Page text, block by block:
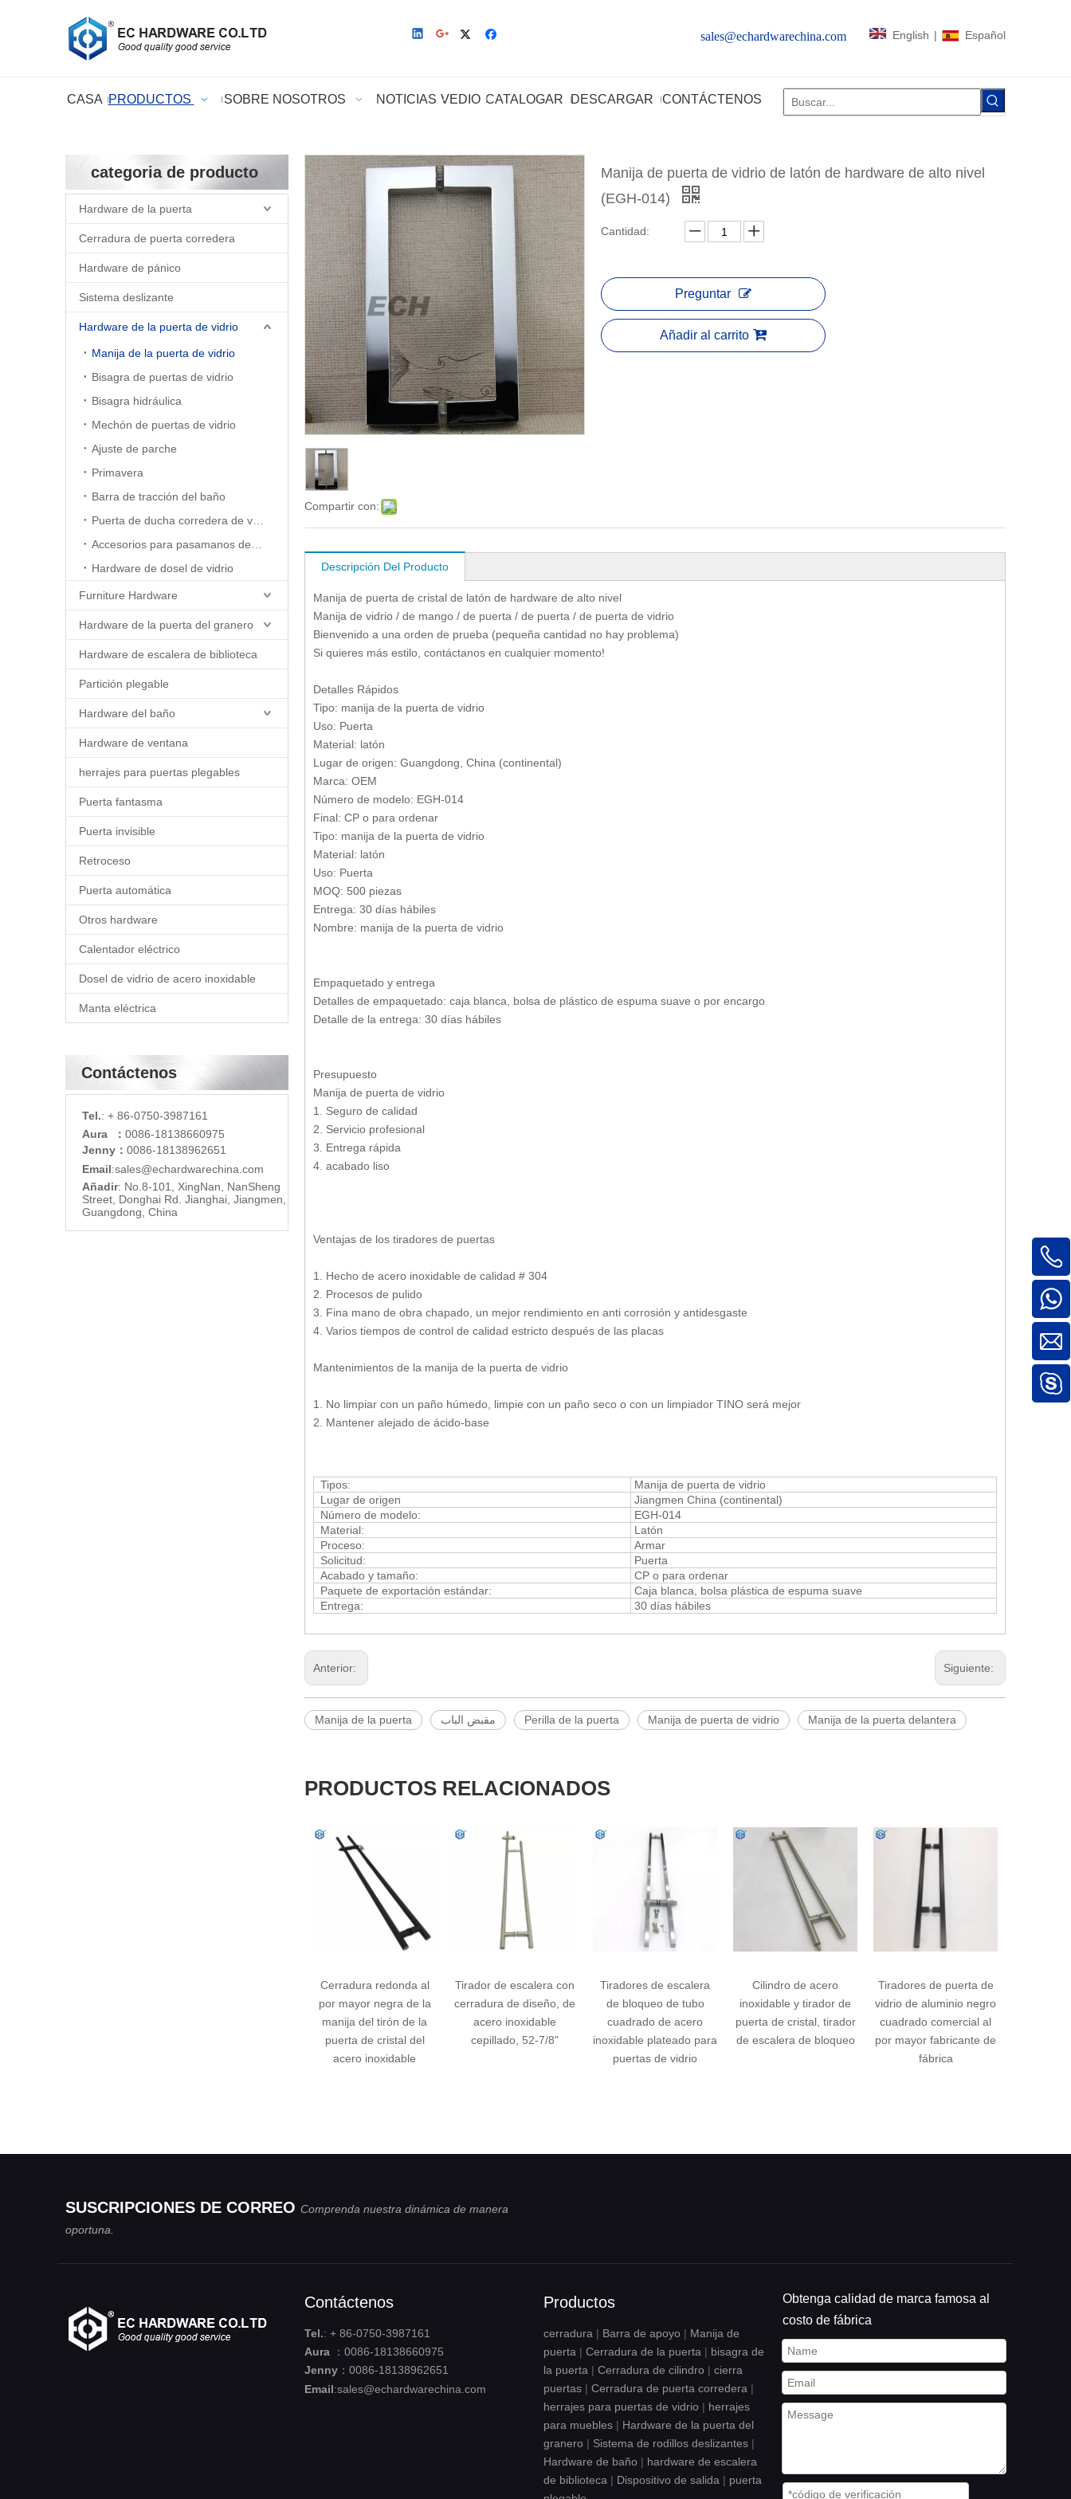
sales@echardwarechina.com English | Español
CASA PRODUCTOS SOBRE NOSOTROS NOTICIAS VEDIO CATALOGAR DESCARGAR CONTÁCTENOS
categoria de producto
Hardware de la puerta
Cerradura de puerta corredera
Hardware de pánico
Sistema deslizante
Hardware de la puerta de vidrio
Manija de la puerta de vidrio
Bisagra de puertas de vidrio
Bisagra hidráulica
Mechón de puertas de vidrio
Ajuste de parche
Primavera
Barra de tracción del baño
Hardware de dosel de vidrio
Furniture Hardware
Hardware de la puerta del granero
Hardware de escalera de biblioteca
Partición plegable
Hardware del baño
Hardware de ventana
herrajes para puertas plegables
Puerta fantasma
Puerta invisible
Retroceso
Puerta automática
Otros hardware
Calentador eléctrico
Dosel de vidrio de acero inoxidable
Manta eléctrica
Contáctenos
Tel.: + 86-0750-3987161
Aura ： 0086-18138660975
Jenny： 0086-18138962651
Email:sales@echardwarechina.com
Añadir: No.8-101, XingNan, NanSheng
Street, Donghai Rd. Jianghai, Jiangmen,
Guangdong, China
Compartir con:
Manija de puerta de vidrio de latón de hardware de alto nivel
(EGH-014)
Cantidad:
Preguntar
Añadir al carrito
Descripción Del Producto
Manija de puerta de cristal de latón de hardware de alto nivel
Manija de vidrio / de mango / de puerta / de puerta / de puerta de vidrio
Bienvenido a una orden de prueba (pequeña cantidad no hay problema)
Si quieres más estilo, contáctanos en cualquier momento!
Detalles Rápidos
Tipo: manija de la puerta de vidrio
Uso: Puerta
Material: latón
Lugar de origen: Guangdong, China (continental)
Marca: OEM
Número de modelo: EGH-014
Final: CP o para ordenar
Tipo: manija de la puerta de vidrio
Material: latón
Uso: Puerta
MOQ: 500 piezas
Entrega: 30 días hábiles
Nombre: manija de la puerta de vidrio
Empaquetado y entrega
Detalles de empaquetado: caja blanca, bolsa de plástico de espuma suave o por encargo
Detalle de la entrega: 30 días hábiles
Presupuesto
Manija de puerta de vidrio
1. Seguro de calidad
2. Servicio profesional
3. Entrega rápida
4. acabado liso
Ventajas de los tiradores de puertas
1. Hecho de acero inoxidable de calidad # 304
2. Procesos de pulido
3. Fina mano de obra chapado, un mejor rendimiento en anti corrosión y antidesgaste
4. Varios tiempos de control de calidad estricto después de las placas
Mantenimientos de la manija de la puerta de vidrio
1. No limpiar con un paño húmedo, limpie con un paño seco o con un limpiador TINO será mejor
2. Mantener alejado de ácido-base
Tipos:
Manija de puerta de vidrio
Lugar de origen
Jiangmen China (continental)
Número de modelo:
EGH-014
Material:
Latón
Proceso:
Armar
Solicitud:
Puerta
Acabado y tamaño:
CP o para ordenar
Paquete de exportación estándar:
Caja blanca, bolsa plástica de espuma suave
Entrega:
30 días hábiles
Anterior: Siguiente:
Manija de la puerta مقبض الباب Perilla de la puerta Manija de puerta de vidrio Manija de la puerta delantera
PRODUCTOS RELACIONADOS
Cerradura redonda al
por mayor negra de la
manija del tirón de la
puerta de cristal del
acero inoxidable
Tirador de escalera con
cerradura de diseño, de
acero inoxidable
cepillado, 52-7/8"
Tiradores de escalera
de bloqueo de tubo
cuadrado de acero
inoxidable plateado para
puertas de vidrio
Cilindro de acero
inoxidable y tirador de
puerta de cristal, tirador
de escalera de bloqueo
Tiradores de puerta de
vidrio de aluminio negro
cuadrado comercial al
por mayor fabricante de
Tirador cuadrado de
acero inoxidable 304,
barra en T de una cara
para puerta corrediza
SUSCRIPCIONES DE CORREO Comprenda nuestra dinámica de manera
oportuna.
Contáctenos
Tel.: + 86-0750-3987161
Aura ：0086-18138660975
Jenny ：0086-18138962651
Email:sales@echardwarechina.com
Productos
cerradura | Barra de apoyo | Manija de
puerta | Cerradura de la puerta | bisagra de
la puerta | Cerradura de cilindro | cierra
puertas | Cerradura de puerta corredera |
herrajes para puertas de vidrio | herrajes
para muebles | Hardware de la puerta del
granero | Sistema de rodillos deslizantes |
Hardware de baño | hardware de escalera
de biblioteca | Dispositivo de salida | puerta
Obtenga calidad de marca famosa al
costo de fábrica